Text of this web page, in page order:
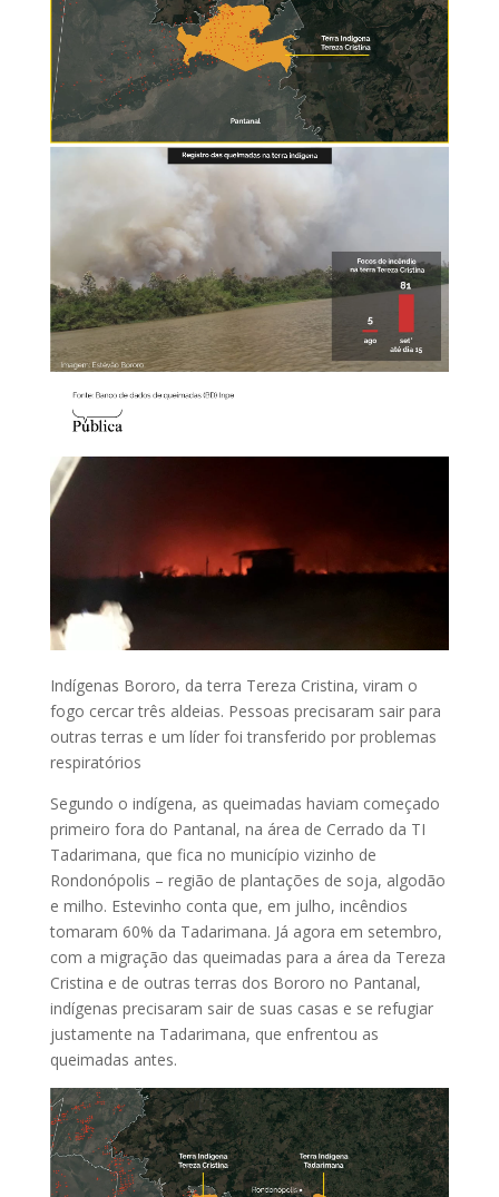
Indígenas Bororo, da terra Tereza Cristina, viram o
fogo cercar três aldeias. Pessoas precisaram sair para
outras terras e um líder foi transferido por problemas
respiratórios
Segundo o indígena, as queimadas haviam começado
primeiro fora do Pantanal, na área de Cerrado da TI
Tadarimana, que fica no município vizinho de
Rondonópolis – região de plantações de soja, algodão
e milho. Estevinho conta que, em julho, incêndios
tomaram 60% da Tadarimana. Já agora em setembro,
com a migração das queimadas para a área da Tereza
Cristina e de outras terras dos Bororo no Pantanal,
indígenas precisaram sair de suas casas e se refugiar
justamente na Tadarimana, que enfrentou as
queimadas antes.